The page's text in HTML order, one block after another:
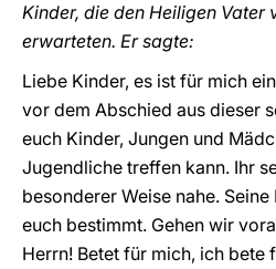
Kinder, die den Heiligen Vater
erwarteten. Er sagte:
Liebe Kinder, es ist für mich
vor dem Abschied aus dieser
euch Kinder, Jungen und
Jugendliche treffen kann. Ihr
besonderer Weise nahe.
euch bestimmt. Gehen wir
Herrn! Betet für mich, ich bete